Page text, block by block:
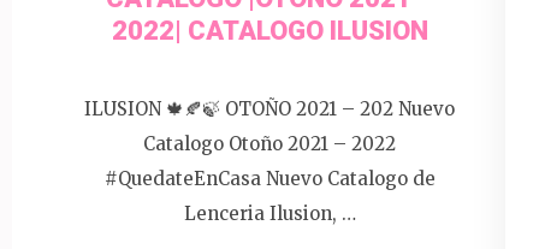
2022| CATALOGO ILUSION
ILUSION 🍁🍂🍃 OTOÑO 2021 – 202 Nuevo
Catalogo Otoño 2021 – 2022
#QuedateEnCasa Nuevo Catalogo de
Lenceria Ilusion, …